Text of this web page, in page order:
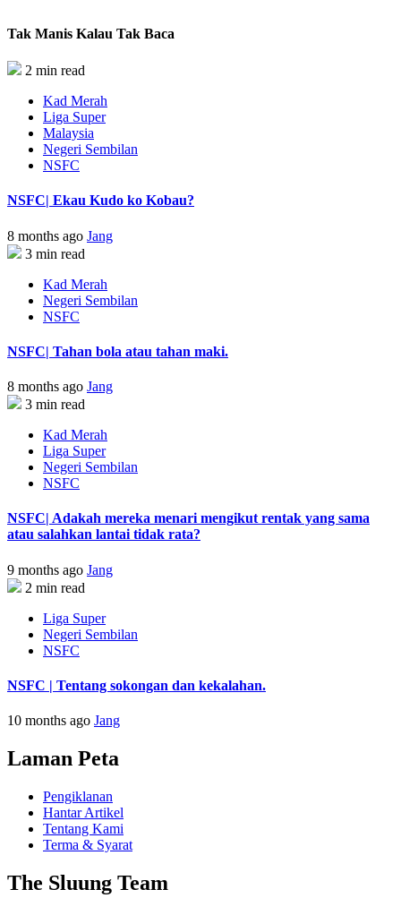
Tak Manis Kalau Tak Baca
2 min read
Kad Merah
Liga Super
Malaysia
Negeri Sembilan
NSFC
NSFC| Ekau Kudo ko Kobau?
8 months ago Jang
3 min read
Kad Merah
Negeri Sembilan
NSFC
NSFC| Tahan bola atau tahan maki.
8 months ago Jang
3 min read
Kad Merah
Liga Super
Negeri Sembilan
NSFC
NSFC| Adakah mereka menari mengikut rentak yang sama
atau salahkan lantai tidak rata?
9 months ago Jang
2 min read
Liga Super
Negeri Sembilan
NSFC
NSFC | Tentang sokongan dan kekalahan.
10 months ago Jang
Laman Peta
Pengiklanan
Hantar Artikel
Tentang Kami
Terma & Syarat
The Sluung Team